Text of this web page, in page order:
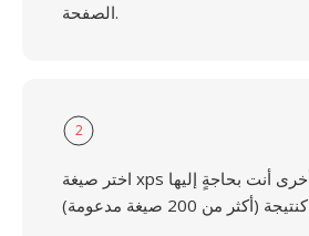
الصفحة.
2
اختر صيغة xps أو أية صيغة أخرى أنت بحاجةٍ إليها
كنتيجة (أكثر من 200 صيغة مدعومة)